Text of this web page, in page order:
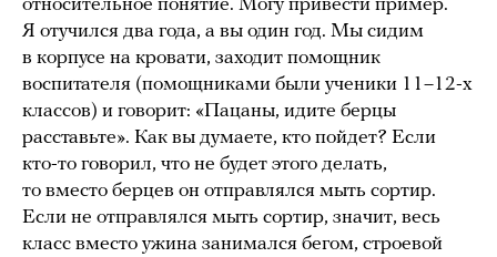
относительное понятие. Могу привести пример.
Я отучился два года, а вы один год. Мы сидим
в корпусе на кровати, заходит помощник
воспитателя (помощниками были ученики 11–12-х
классов) и говорит: «Пацаны, идите берцы
расставьте». Как вы думаете, кто пойдет? Если
кто-то говорил, что не будет этого делать,
то вместо берцев он отправлялся мыть сортир.
Если не отправлялся мыть сортир, значит, весь
класс вместо ужина занимался бегом, строевой